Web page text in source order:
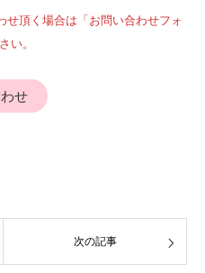
頂く場合は「お問い合わせフォ
い。
せ
次の記事